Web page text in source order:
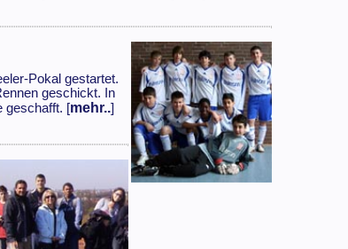
Pokal gestartet.
geschickt. In
geschafft. [mehr..]